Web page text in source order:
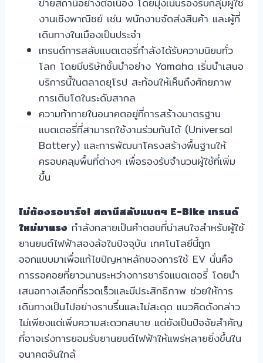
งานเชิงพาณิชย์ เช่น พนักงานจัดส่งสินค้า และผู้ที่
เดินทางในเมืองเป็นประจำ
เทรนด์การสลับแบตเตอรี่กำลังได้รับความนิยมทั่ว
โลก โดยมีบริษัทชั้นนำอย่าง Yamaha เริ่มนำเสนอ
บริการนี้ในตลาดยุโรป สะท้อนให้เห็นถึงศักยภาพ
การเติบโตในระดับสากล
ความท้าทายในอนาคตอยู่ที่การสร้างมาตรฐาน
แบตเตอรี่ที่สามารถใช้งานร่วมกันได้ (Universal
Battery) และการพัฒนาโครงสร้างพื้นฐานให้
ครอบคลุมพื้นที่ต่างๆ เพื่อรองรับจำนวนผู้ใช้ที่เพิ่ม
ขึ้น
ไม่ต้องรอชาร์จ! สถานีสลับแบตฯ E-Bike เทรนด์
ใหม่มาแรง กำลังกลายเป็นคำตอบที่น่าสนใจสำหรับผู้ใช้
ยานยนต์ไฟฟ้าสองล้อในปัจจุบัน เทคโนโลยีนี้ถูก
ออกแบบมาเพื่อแก้ไขปัญหาหลักของการใช้ EV นั่นคือ
การรอคอยที่ยาวนานระหว่างการชาร์จแบตเตอรี่ โดยนำ
เสนอทางเลือกที่รวดเร็วและมีประสิทธิภาพ ช่วยให้การ
เดินทางเป็นไปอย่างราบรื่นและไม่สะดุด แนวคิดดังกล่าว
ไม่เพียงแต่เพิ่มความสะดวกสบาย แต่ยังเป็นปัจจัยสำคัญ
ที่อาจเร่งการยอมรับยานยนต์ไฟฟ้าให้แพร่หลายยิ่งขึ้นใน
อนาคตอันใกล้